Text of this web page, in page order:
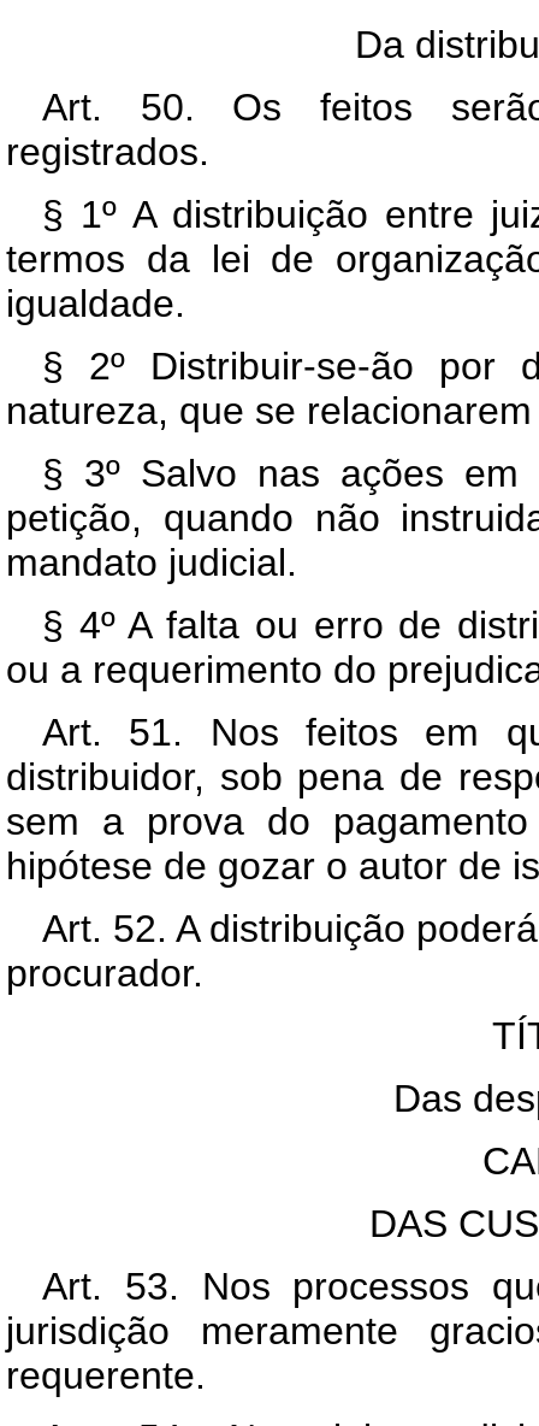
Da
Art. 50. Os feitos
registrados.
§ 1º A distribuição entre
termos da lei de
igualdade.
§ 2º Distribuir-se-ão por
natureza, que se
§ 3º Salvo nas ações
petição, quando não
mandato judicial.
§ 4º A falta ou erro de
ou a requerimento do
Art. 51. Nos feitos em
distribuidor, sob pena de
sem a prova do
hipótese de gozar o autor de
Art. 52. A distribuição
procurador.
Das
DAS
Art. 53. Nos processos
jurisdição meramente
requerente.